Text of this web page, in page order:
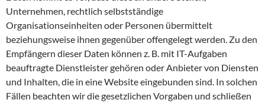
Unternehmen, rechtlich selbstständige
Organisationseinheiten oder Personen übermittelt
beziehungsweise ihnen gegenüber offengelegt werden. Zu den
Empfängern dieser Daten können z. B. mit IT-Aufgaben
beauftragte Dienstleister gehören oder Anbieter von Diensten
und Inhalten, die in eine Website eingebunden sind. In solchen
Fällen beachten wir die gesetzlichen Vorgaben und schließen